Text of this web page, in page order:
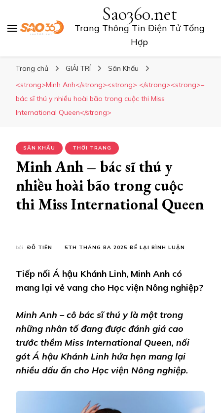
Sao360.net
Trang Thông Tin Điện Tử Tổng
Hợp
Trang chủ GIẢI TRÍ
Sân Khấu
<strong>Minh Anh</strong><strong> </strong><strong>–
bác sĩ thú y nhiều hoài bão trong cuộc thi Miss
International Queen</strong>
SÂN KHẤU THỜI TRANG
Minh Anh– bác sĩ thú y
nhiều hoài bão trong cuộc
thi Miss International Queen
bởi ĐỖ TIÊN 5TH THÁNG BA 2025 ĐỂ LẠI BÌNH LUẬN
SĨ
THÚ
CUỘC
THI
Tiếp nối Á hậu Khánh Linh, Minh Anh có
mang lại vẻ vang cho Học viện Nông nghiệp?
Minh Anh – cô bác sĩ thú y là một trong
những nhân tố đang được đánh giá cao
trước thềm Miss International Queen, nối
gót Á hậu Khánh Linh hứa hẹn mang lại
nhiều dấu ấn cho Học viện Nông nghiệp.